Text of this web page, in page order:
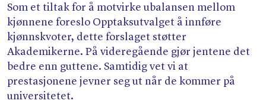
Som et tiltak for å motvirke ubalansen mellom
kjønnene foreslo Opptaksutvalget å innføre
kjønnskvoter, dette forslaget støtter
Akademikerne. På videregående gjør jentene det
bedre enn guttene. Samtidig vet vi at
prestasjonene jevner seg ut når de kommer på
universitetet.